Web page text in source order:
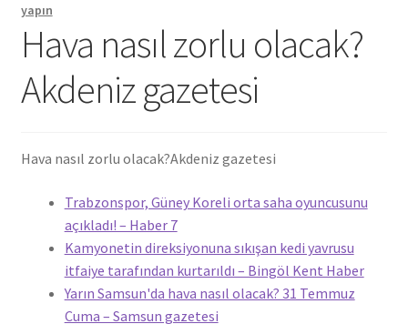
yapın
Hava nasıl zorlu olacak?
Akdeniz gazetesi
Hava nasıl zorlu olacak?Akdeniz gazetesi
Trabzonspor, Güney Koreli orta saha oyuncusunu
açıkladı! – Haber 7
Kamyonetin direksiyonuna sıkışan kedi yavrusu
itfaiye tarafından kurtarıldı – Bingöl Kent Haber
Yarın Samsun'da hava nasıl olacak? 31 Temmuz
Cuma – Samsun gazetesi